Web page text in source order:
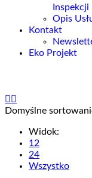
Inspekcji
Opis
Kontakt
Eko Projekt
Domyślne
Widok:
12
24
Wszystko